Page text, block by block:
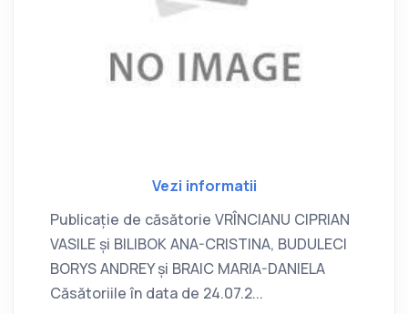
Vezi informatii
Publicație de căsătorie VRÎNCIANU CIPRIAN
VASILE și BILIBOK ANA-CRISTINA, BUDULECI
BORYS ANDREY și BRAIC MARIA-DANIELA
Căsătoriile în data de 24.07.2...